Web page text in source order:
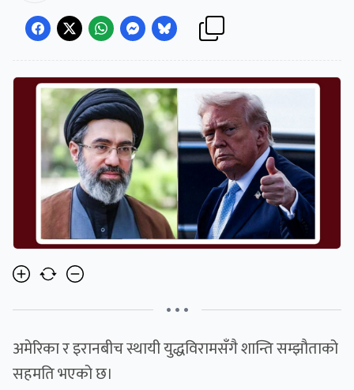
• • •
अमेरिका र इरानबीच स्थायी युद्धविरामसँगै शान्ति सम्झौताको
सहमति भएको छ।